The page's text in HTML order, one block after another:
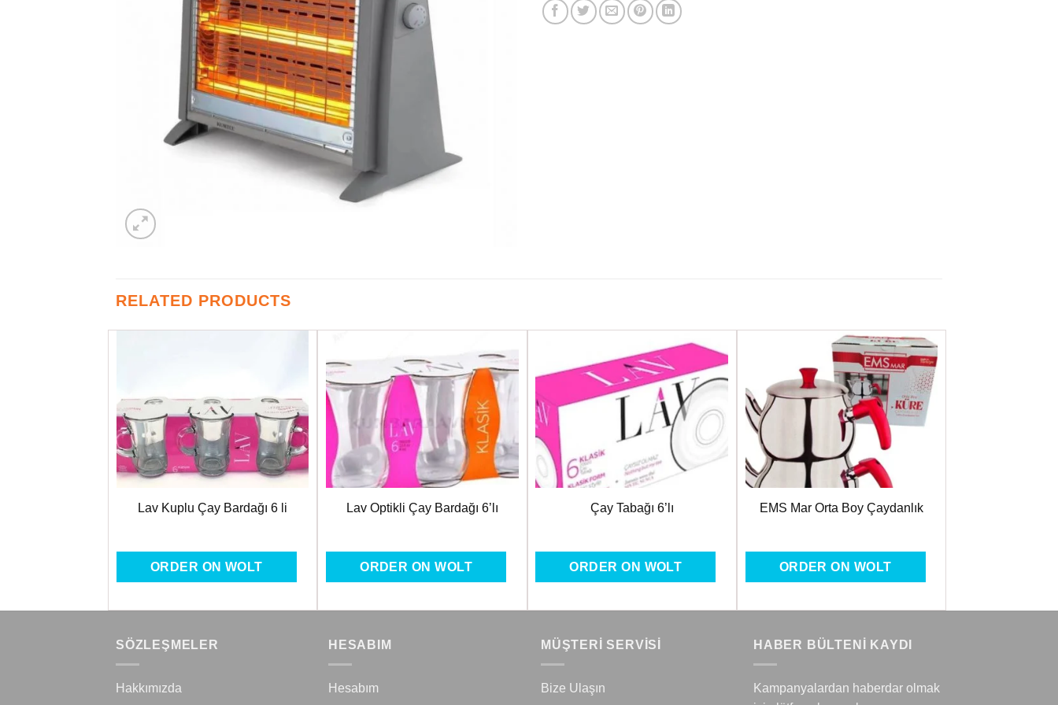
RELATED PRODUCTS
Ekle
Lav Kuplu Çay Bardağı 6 li
ORDER ON WOLT
Favorilere
Lav Optikli Çay Bardağı 6’lı
ORDER ON WOLT
Favorilere
Ekle
Çay Tabağı 6’lı
ORDER ON WOLT
Favorilere
Ekle
EMS Mar Orta Boy Çaydanlık
ORDER ON WOLT
SÖZLEŞMELER
Hakkımızda
HESABIM
Hesabım
MÜŞTERİ SERVİSİ
Bize Ulaşın
HABER BÜLTENİ KAYDI
Kampanyalardan haberdar olmak